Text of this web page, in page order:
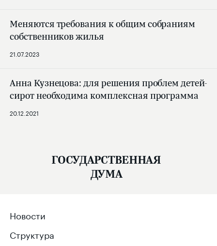
21.07.2023
Меняются требования к общим собраниям
собственников жилья
20.12.2021
Анна Кузнецова: для решения проблем детей-
сирот необходима комплексная программа
ГОСУДАРСТВЕННАЯ
ДУМА
Новости
Структура